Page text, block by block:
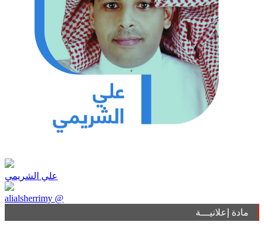
علي الشريمي
alialsherrimy @
مادة إعلانيـــة